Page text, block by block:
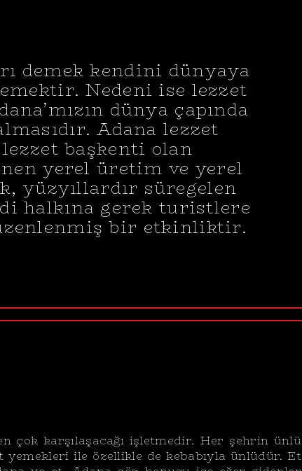
demek kendini dünyaya
Nedeni ise lezzet
dünya çapında
Adana lezzet
başkenti olan
yerel üretim ve yerel
yüzyıllardır süregelen
halkına gerek turistlere
bir etkinliktir.
çok karşılaşacağı işletmedir. Her şehrin ünlü
ile özellikle de kebabıyla ünlüdür. Et